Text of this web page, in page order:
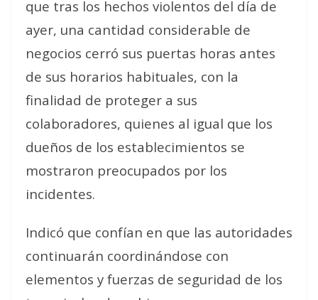
que tras los hechos violentos del día de
ayer, una cantidad considerable de
negocios cerró sus puertas horas antes
de sus horarios habituales, con la
finalidad de proteger a sus
colaboradores, quienes al igual que los
dueños de los establecimientos se
mostraron preocupados por los
incidentes.
Indicó que confían en que las autoridades
continuarán coordinándose con
elementos y fuerzas de seguridad de los